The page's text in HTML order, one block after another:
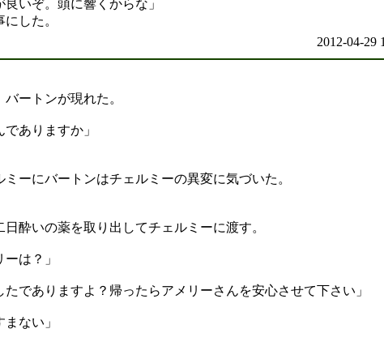
良いぞ。頭に響くからな」
した。
2012-04-29
ートンが現れた。
ありますか」
ーにバートンはチェルミーの異変に気づいた。
酔いの薬を取り出してチェルミーに渡す。
は？」
たでありますよ？帰ったらアメリーさんを安心させて下さい」
ない」